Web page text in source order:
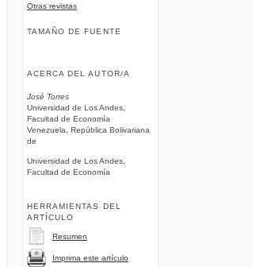
Otras revistas
TAMAÑO DE FUENTE
ACERCA DEL AUTOR/A
José Torres
Universidad de Los Andes,
Facultad de Economía
Venezuela, República Bolivariana
de
Universidad de Los Andes,
Facultad de Economía
HERRAMIENTAS DEL
ARTÍCULO
Resumen
Imprima este artículo